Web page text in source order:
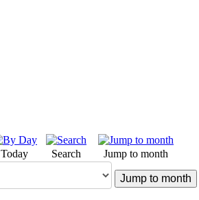
Today Search Jump to month
Jump to month